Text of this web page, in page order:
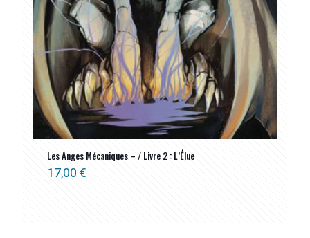
Les Anges Mécaniques – / Livre 2 : L’Élue
17,00 €